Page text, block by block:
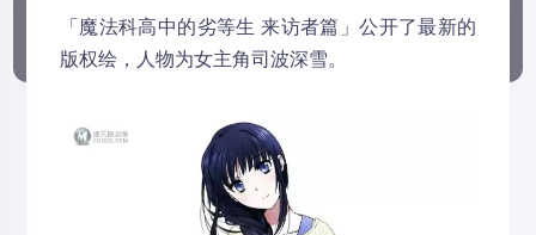
「魔法科高中的劣等生 来访者篇」公开了最新的
版权绘，人物为女主角司波深雪。